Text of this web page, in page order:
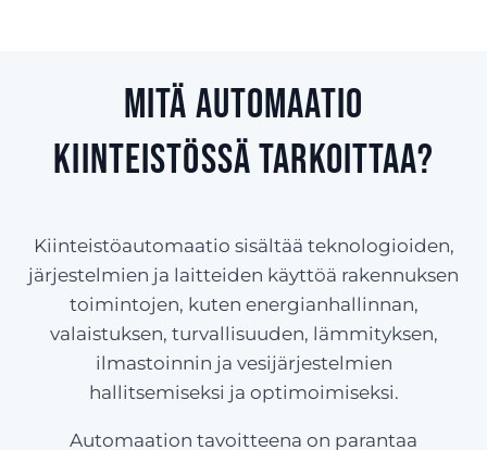
Mitä automaatio
kiinteistössä tarkoittaa?
Kiinteistöautomaatio sisältää teknologioiden,
järjestelmien ja laitteiden käyttöä rakennuksen
toimintojen, kuten energianhallinnan,
valaistuksen, turvallisuuden, lämmityksen,
ilmastoinnin ja vesijärjestelmien
hallitsemiseksi ja optimoimiseksi.
Automaation tavoitteena on parantaa